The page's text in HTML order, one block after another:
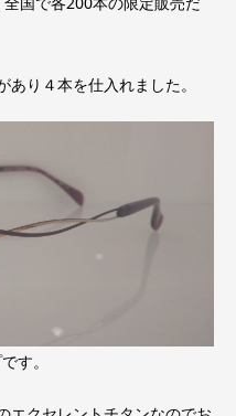
あり４本を仕入れました。
す。